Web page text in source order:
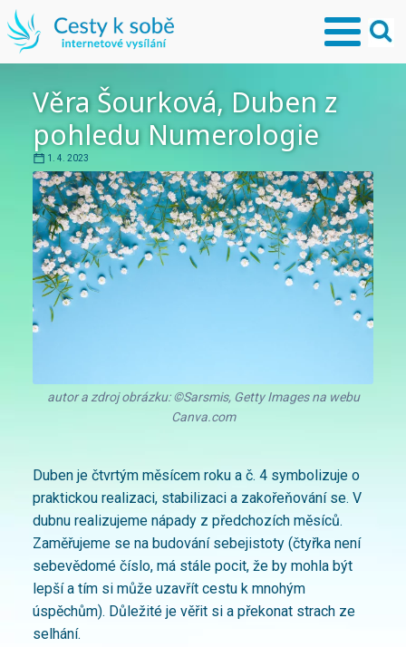
Věra Šourková, Duben z
pohledu Numerologie
1. 4. 2023
autor a zdroj obrázku: ©Sarsmis, Getty Images na webu
Canva.com
Duben je čtvrtým měsícem roku a č. 4 symbolizuje o
praktickou realizaci, stabilizaci a zakořeňování se. V
dubnu realizujeme nápady z předchozích měsíců.
Zaměřujeme se na budování sebejistoty (čtyřka není
sebevědomé číslo, má stále pocit, že by mohla být
lepší a tím si může uzavřít cestu k mnohým
úspěchům). Důležité je věřit si a překonat strach ze
selhání.